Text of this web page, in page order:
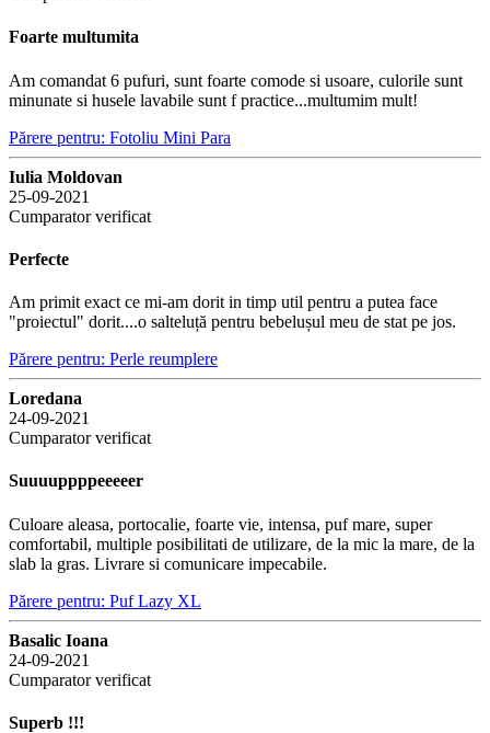
Foarte multumita
Am comandat 6 pufuri, sunt foarte comode si usoare, culorile sunt
minunate si husele lavabile sunt f practice...multumim mult!
Părere pentru: Fotoliu Mini Para
Iulia Moldovan
25-09-2021
Cumparator verificat
Perfecte
Am primit exact ce mi-am dorit in timp util pentru a putea face
"proiectul" dorit....o salteluță pentru bebelușul meu de stat pe jos.
Părere pentru: Perle reumplere
Loredana
24-09-2021
Cumparator verificat
Suuuuppppeeeeer
Culoare aleasa, portocalie, foarte vie, intensa, puf mare, super
comfortabil, multiple posibilitati de utilizare, de la mic la mare, de la
slab la gras. Livrare si comunicare impecabile.
Părere pentru: Puf Lazy XL
Basalic Ioana
24-09-2021
Cumparator verificat
Superb !!!